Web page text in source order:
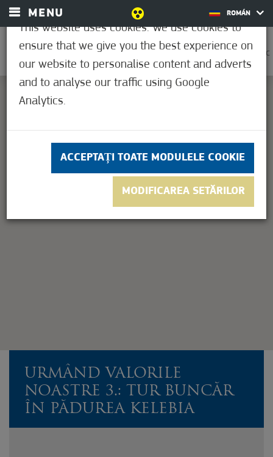
MENU ROMÁN
27,8°C
URMÂND VALORILE
NOASTRE 3.: TUR BUNCĂR
ÎN PĂDUREA KELEBIA
This website uses cookies. We use cookies to
ensure that we give you the best experience on
our website to personalise content and adverts
and to analyse our traffic using Google
Analytics.
ACCEPTAȚI TOATE MODULELE COOKIE
MODIFICAREA SETĂRILOR